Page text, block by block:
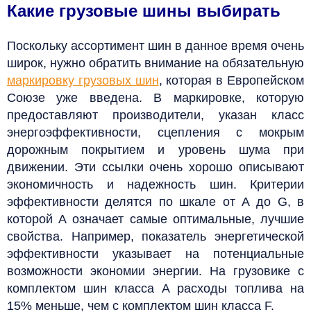
Какие грузовые шины выбирать
Поскольку ассортимент шин в данное время очень
широк, нужно обратить внимание на обязательную
маркировку грузовых шин, которая в Европейском
Союзе уже введена. В маркировке, которую
предоставляют производители, указан класс
энергоэффективности, сцепления с мокрым
дорожным покрытием и уровень шума при
движении. Эти ссылки очень хорошо описывают
экономичность и надежность шин. Критерии
эффективности делятся по шкале от А до G, в
которой А означает самые оптимальные, лучшие
свойства. Например, показатель энергетической
эффективности указывает на потенциальные
возможности экономии энергии. На грузовике с
комплектом шин класса А расходы топлива на
15% меньше, чем с комплектом шин класса F.